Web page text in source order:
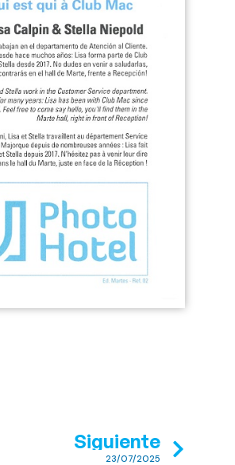
Siguiente
23/07/2025